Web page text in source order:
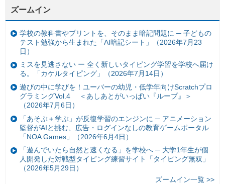
ズームイン
学校の教科書やプリントを、そのまま暗記問題に ─ 子どもの
テスト勉強から生まれた「AI暗記シート」（2026年7月23
日）
ミスを見逃さない ー 全く新しいタイピング学習を学校へ届け
る。「カケルタイピング」（2026年7月14日）
遊びの中に学びを！ユーバーの幼児・低学年向けScratchプロ
グラミングVol.4 ＜あしあとがいっぱい『ループ』＞
（2026年7月6日）
「あそぶ＋学ぶ」が反復学習のエンジンに ─ アニメーション
監督がAIと挑む、広告・ログインなしの教育ゲームポータル
「NOA Games」（2026年6月4日）
「遊んでいたら自然と速くなる」を学校へ ─ 大学1年生が個
人開発した対戦型タイピング練習サイト「タイピング無双」
（2026年5月29日）
ズームイン一覧 >>